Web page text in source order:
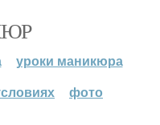
уроки маникюра
фото